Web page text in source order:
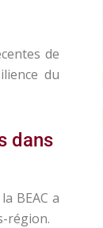
de
du
dans
BEAC a
région.